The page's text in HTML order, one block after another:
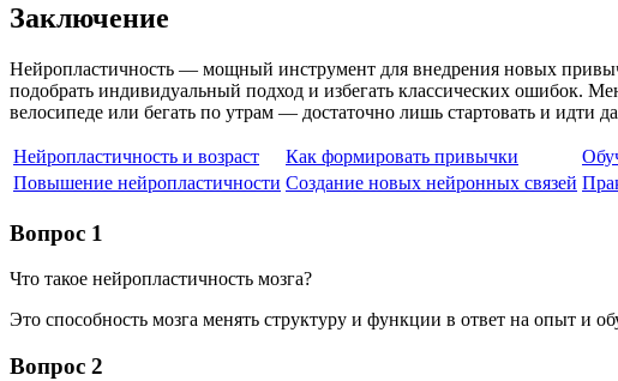
Заключение
Нейропластичность — мощный инструмент для внедрения новых
подобрать индивидуальный подход и избегать классических ошибок.
велосипеде или бегать по утрам — достаточно лишь стартовать и идти
Нейропластичность и возраст Как формировать привычки
Повышение нейропластичности Создание новых нейронных связей
Вопрос 1
Что такое нейропластичность мозга?
Это способность мозга менять структуру и функции в ответ на опыт и
Вопрос 2